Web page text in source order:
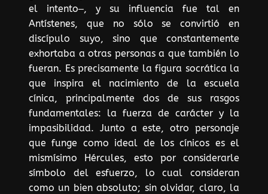
el intento‒, y su influencia fue tal en
Antístenes, que no sólo se convirtió en
discípulo suyo, sino que constantemente
exhortaba a otras personas a que también lo
fueran. Es precisamente la figura socrática la
que inspira el nacimiento de la escuela
cínica, principalmente dos de sus rasgos
fundamentales: la fuerza de carácter y la
impasibilidad. Junto a este, otro personaje
que funge como ideal de los cínicos es el
mismísimo Hércules, esto por considerarle
símbolo del esfuerzo, lo cual consideran
como un bien absoluto; sin olvidar, claro, la